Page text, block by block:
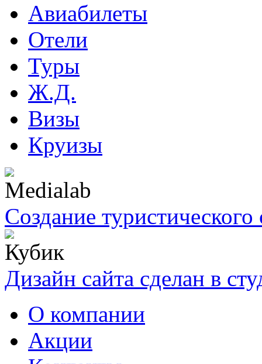
Авиабилеты
Отели
Туры
Ж.Д.
Визы
Круизы
Создание туристического
Дизайн сайта сделан в
О компании
Акции